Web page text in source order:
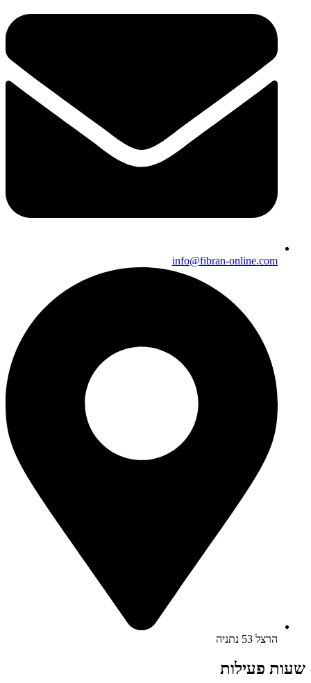
info@fibran-online.com
הרצל 53 נתניה
שעות פעילות